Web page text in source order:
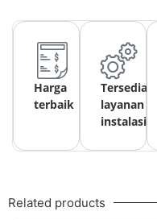
Harga
terbaik
Tersedia
layanan
instalasi
Related products